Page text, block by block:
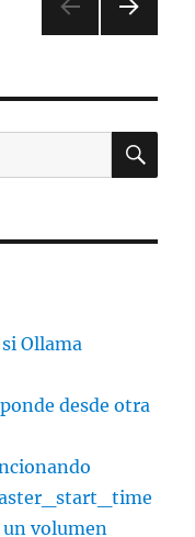
servicio
NA
Ollama
desde otra
un volumen